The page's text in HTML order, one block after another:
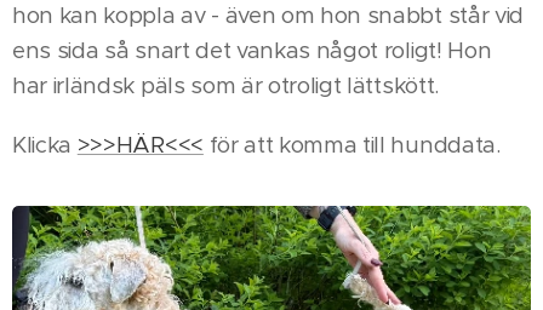
hon kan koppla av - även om hon snabbt står vid
ens sida så snart det vankas något roligt! Hon
har irländsk päls som är otroligt lättskött.
Klicka >>>HÄR<<< för att komma till hunddata.